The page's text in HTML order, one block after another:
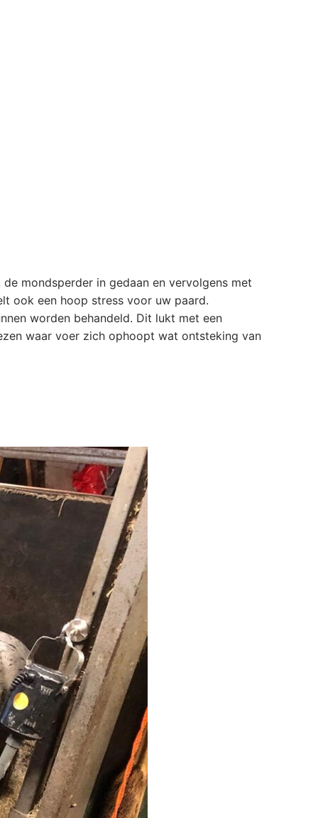
mondsperder in gedaan en vervolgens met
ook een hoop stress voor uw paard.
worden behandeld. Dit lukt met een
waar voer zich ophoopt wat ontsteking van